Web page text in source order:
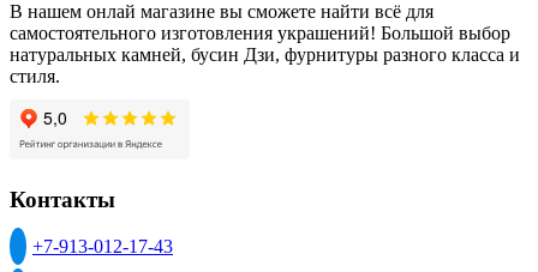
В нашем онлай магазине вы сможете найти всё для
самостоятельного изготовления украшений! Большой выбор
натуральных камней, бусин Дзи, фурнитуры разного класса и
стиля.
Контакты
+7-913-012-17-43